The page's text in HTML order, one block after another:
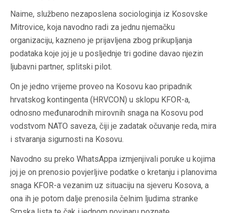
Naime, službeno nezaposlena sociologinja iz Kosovske
Mitrovice, koja navodno radi za jednu njemačku
organizaciju, kazneno je prijavljena zbog prikupljanja
podataka koje joj je u posljednje tri godine davao njezin
ljubavni partner, splitski pilot.
On je jedno vrijeme proveo na Kosovu kao pripadnik
hrvatskog kontingenta (HRVCON) u sklopu KFOR-a,
odnosno međunarodnih mirovnih snaga na Kosovu pod
vodstvom NATO saveza, čiji je zadatak očuvanje reda, mira
i stvaranja sigurnosti na Kosovu.
Navodno su preko WhatsAppa izmjenjivali poruke u kojima
joj je on prenosio povjerljive podatke o kretanju i planovima
snaga KFOR-a vezanim uz situaciju na sjeveru Kosova, a
ona ih je potom dalje prenosila čelnim ljudima stranke